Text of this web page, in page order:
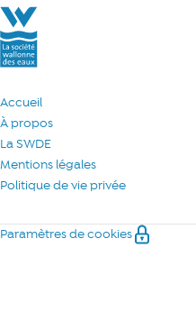
La Société Wallonne des Eaux
Accueil
À propos
La SWDE
Mentions légales
Politique de vie privée
Paramètres de cookies